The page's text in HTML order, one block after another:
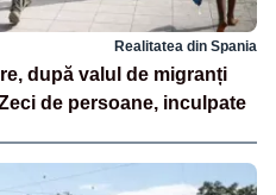
Realitatea din Spania
după valul de migranți
de persoane, inculpate